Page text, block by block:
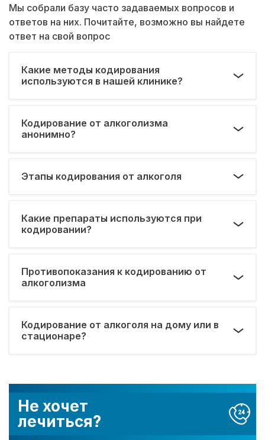
Не хочет
лечиться?
Мы собрали базу часто задаваемых вопросов и
ответов на них. Почитайте, возможно вы найдете
ответ на свой вопрос
Какие методы кодирования
используются в нашей клинике?
Кодирование от алкоголизма
анонимно?
Этапы кодирования от алкоголя
Какие препараты используются при
кодировании?
Противопоказания к кодированию от
алкоголизма
Кодирование от алкоголя на дому или в
стационаре?